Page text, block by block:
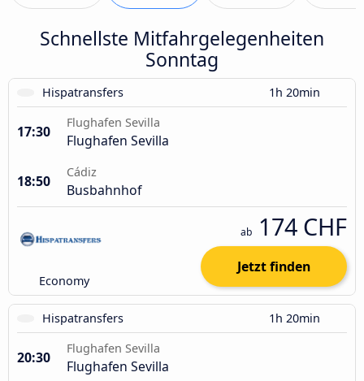
Schnellste Mitfahrgelegenheiten
Sonntag
Hispatransfers 1h 20min
17:30
Flughafen Sevilla
Flughafen Sevilla
18:50
Cádiz
Busbahnhof
Economy
ab 174 CHF
Jetzt finden
Hispatransfers 1h 20min
20:30
Flughafen Sevilla
Flughafen Sevilla